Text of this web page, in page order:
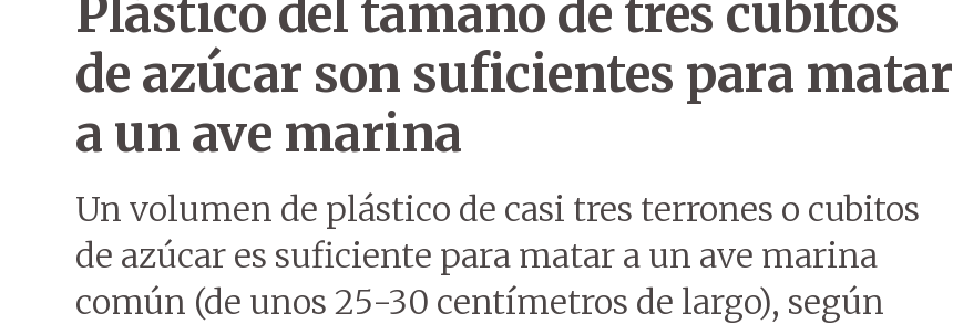
Plástico del tamaño de tres cubitos
de azúcar son suficientes para matar
a un ave marina
Un volumen de plástico de casi tres terrones o cubitos
de azúcar es suficiente para matar a un ave marina
común (de unos 25-30 centímetros de largo), según